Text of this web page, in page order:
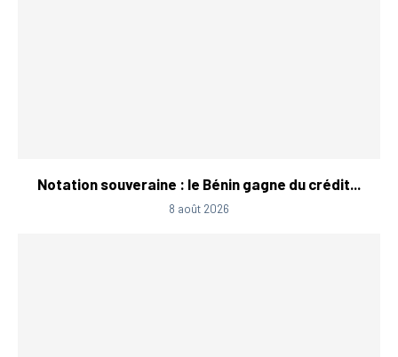
Notation souveraine : le Bénin gagne du crédit...
8 août 2026